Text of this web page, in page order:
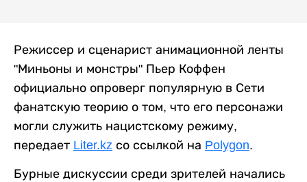
Режиссер и сценарист анимационной ленты
"Миньоны и монстры" Пьер Коффен
официально опроверг популярную в Сети
фанатскую теорию о том, что его персонажи
могли служить нацистскому режиму,
передает Liter.kz со ссылкой на Polygon.
Бурные дискуссии среди зрителей начались